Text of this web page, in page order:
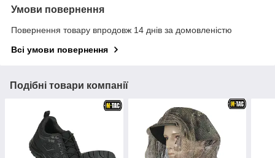
Умови повернення
Повернення товару впродовж 14 днів за домовленістю
Всі умови повернення
Подібні товари компанії